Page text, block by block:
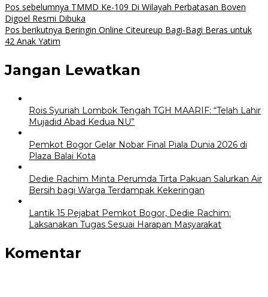
Navigasi
pos
Pos sebelumnya TMMD Ke-109 Di Wilayah Perbatasan Boven
Digoel Resmi Dibuka
Pos berikutnya Beringin Online Citeureup Bagi-Bagi Beras untuk
42 Anak Yatim
Jangan Lewatkan
Rois Syuriah Lombok Tengah TGH MAARIF: “Telah Lahir
Mujadid Abad Kedua NU”
Pemkot Bogor Gelar Nobar Final Piala Dunia 2026 di
Plaza Balai Kota
Dedie Rachim Minta Perumda Tirta Pakuan Salurkan Air
Bersih bagi Warga Terdampak Kekeringan
Lantik 15 Pejabat Pemkot Bogor, Dedie Rachim:
Laksanakan Tugas Sesuai Harapan Masyarakat
Komentar